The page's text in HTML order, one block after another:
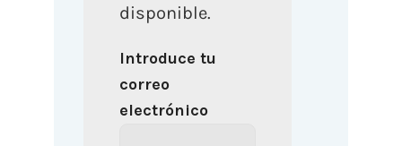
disponible.
Introduce tu
correo
electrónico